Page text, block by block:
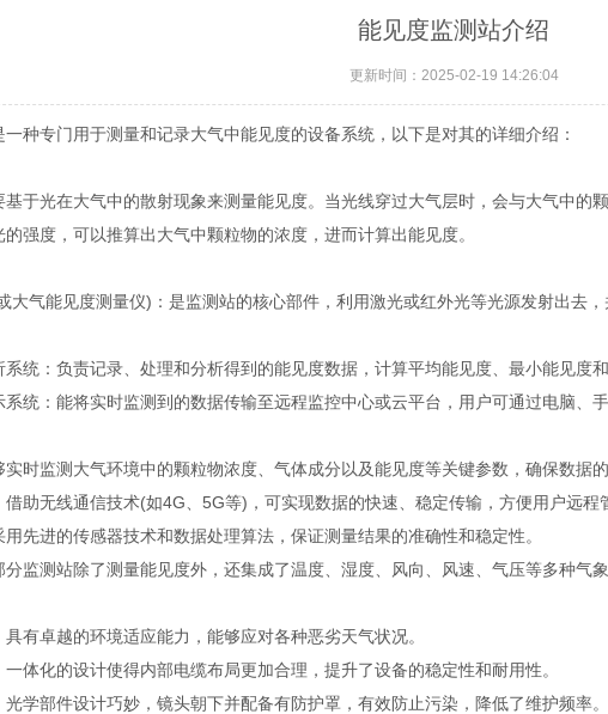
能见度监测站介绍
更新时间：2025-02-19 14:26:04
种专门用于测量和记录大气中能见度的设备系统，以下是对其的详细介绍：
于光在大气中的散射现象来测量能见度。当光线穿过大气层时，会与大气中的
强度，可以推算出大气中颗粒物的浓度，进而计算出能见度。
大气能见度测量仪)：是监测站的核心部件，利用激光或红外光等光源发射出去
统：负责记录、处理和分析得到的能见度数据，计算平均能见度、最小能见度
统：能将实时监测到的数据传输至远程监控中心或云平台，用户可通过电脑、
实时监测大气环境中的颗粒物浓度、气体成分以及能见度等关键参数，确保数据的
助无线通信技术(如4G、5G等)，可实现数据的快速、稳定传输，方便用户远程
先进的传感器技术和数据处理算法，保证测量结果的准确性和稳定性。
分监测站除了测量能见度外，还集成了温度、湿度、风向、风速、气压等多种气
有卓越的环境适应能力，能够应对各种恶劣天气状况。
体化的设计使得内部电缆布局更加合理，提升了设备的稳定性和耐用性。
学部件设计巧妙，镜头朝下并配备有防护罩，有效防止污染，降低了维护频率。